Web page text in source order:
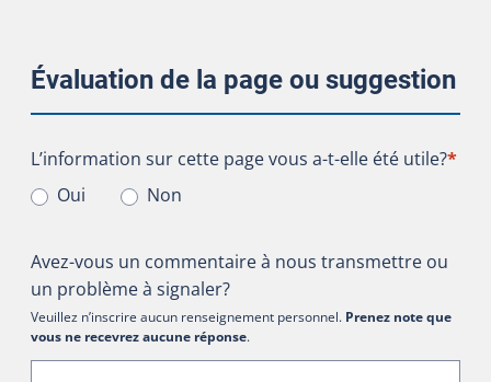
Évaluation de la page ou suggestion
L’information sur cette page vous a-t-elle été utile?
L’information sur cette page vous a-t-elle été utile?*
Oui
Non
Avez-vous un commentaire à nous transmettre ou
un problème à signaler?
Veuillez n’inscrire aucun renseignement personnel. Prenez note que
vous ne recevrez aucune réponse.